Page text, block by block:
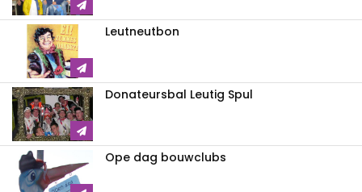
Leutneutbon
Donateursbal Leutig Spul
Ope dag bouwclubs